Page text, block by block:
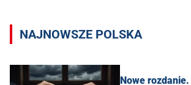
NAJNOWSZE POLSKA
Nowe